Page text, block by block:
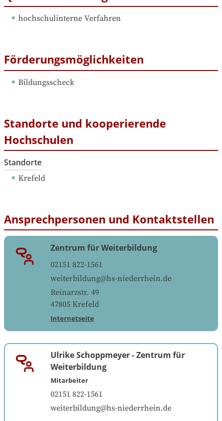
hochschulinterne Verfahren
Förderungsmöglichkeiten
Bildungsscheck
Standorte und kooperierende
Hochschulen
Standorte
Krefeld
Ansprechpersonen und Kontaktstellen
Zentrum für Weiterbildung
02151 822-1561
weiterbildung@hs-niederrhein.de
Reinarzstr. 49
47805 Krefeld
Internetseite
Ulrike Schoppmeyer -Zentrum für
Weiterbildung
Mitarbeiter
02151 822-1561
weiterbildung@hs-niederrhein.de